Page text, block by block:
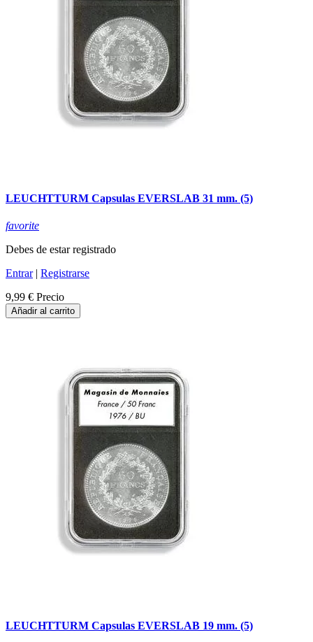
LEUCHTTURM Capsulas EVERSLAB 31 mm. (5)
favorite
Debes de estar registrado
Entrar| Registrarse
9,99 € Precio
Añadir al carrito
LEUCHTTURM Capsulas EVERSLAB 19 mm. (5)